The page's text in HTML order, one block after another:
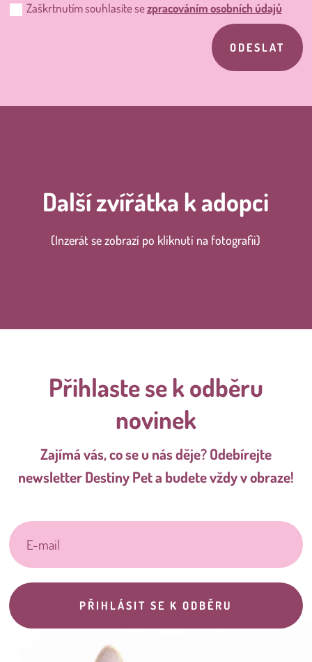
Zaškrtnutím souhlasíte sezpracováním osobních údajů
ODESLAT
Další zvířátka k adopci
(Inzerát se zobrazí po kliknutí na fotografii)
Přihlaste se k odběru
novinek
Zajímá vás, co se u nás děje? Odebírejte
newsletter Destiny Pet a budete vždy v obraze!
PŘIHLÁSIT SE K ODBĚRU